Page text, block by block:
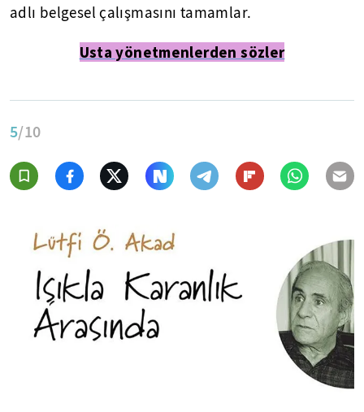
adlı belgesel çalışmasını tamamlar.
Usta yönetmenlerden sözler
5/10